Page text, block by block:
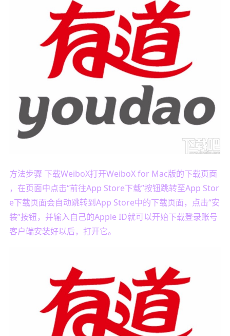
方法步骤 下载WeiboX打开WeiboX for Mac版的下载页面
，在页面中点击“前往App Store下载”按钮跳转至App Stor
e下载页面会自动跳转到App Store中的下载页面，点击“安
装”按钮，并输入自己的Apple ID就可以开始下载登录账号
客户端安装好以后，打开它。